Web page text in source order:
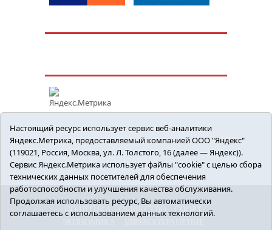
ПОЛИТИКА ОБЩЕСТВО
СПОРТ
Настоящий ресурс использует сервис веб-аналитики
Яндекс.Метрика, предоставляемый компанией ООО "Яндекс"
(119021, Россия, Москва, ул. Л. Толстого, 16 (далее — Яндекс)).
Сервис Яндекс.Метрика использует файлы "cookie" с целью сбора
технических данных посетителей для обеспечения
работоспособности и улучшения качества обслуживания.
Продолжая использовать ресурс, Вы автоматически
соглашаетесь с использованием данных технологий.